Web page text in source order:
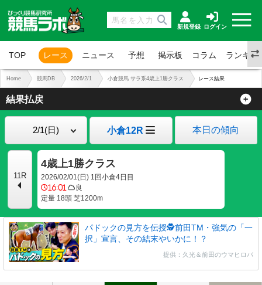
新規登録 ログイン
TOP レース ニュース 予想 掲示板 コラム ランキン
Home 競馬DB 2026/2/1 小倉競馬 サラ系4歳上1勝クラス レース結果
結果払戻
小倉12R 本日の傾向
11R
4歳上1勝クラス
2026/02/01(日) 1回小倉4日目
16:01
良
定量 18頭 芝1200m
パドックの見方を伝授🕵前田TM・強気の「一
択」宣言、その結末やいかに！？
提供：久光＆前田のウマヒロバ